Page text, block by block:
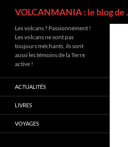
VOLCANMANIA : le blog de
Les volcans ? Passionnément !
Les volcans ne sont pas
toujours méchants, ils sont
aussi les témoins de la Terre
active !
ACTUALITÉS
LIVRES
VOYAGES